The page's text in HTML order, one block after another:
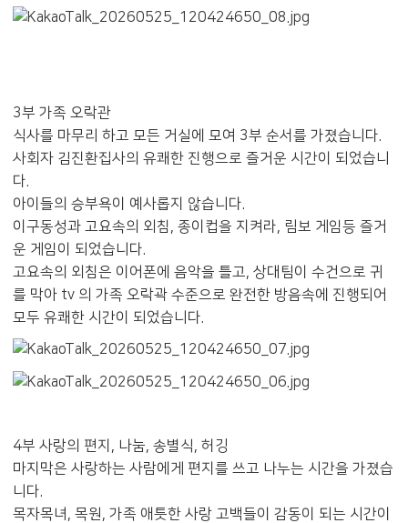
3부 가족 오락관
식사를 마무리 하고 모든 거실에 모여 3부 순서를 가졌습니다.
사회자 김진환집사의 유쾌한 진행으로 즐거운 시간이 되었습니
다.
아이들의 승부욕이 예사롭지 않습니다.
이구동성과 고요속의 외침, 종이컵을 지켜라, 림보 게임등 즐거
운 게임이 되었습니다.
고요속의 외침은 이어폰에 음악을 틀고, 상대팀이 수건으로 귀
를 막아 tv 의 가족 오락곽 수준으로 완전한 방음속에 진행되어
모두 유쾌한 시간이 되었습니다.
4부 사랑의 편지, 나눔, 송별식, 허깅
마지막은 사랑하는 사람에게 편지를 쓰고 나누는 시간을 가졌습
니다.
목자목녀, 목원, 가족 애틋한 사랑 고백들이 감동이 되는 시간이